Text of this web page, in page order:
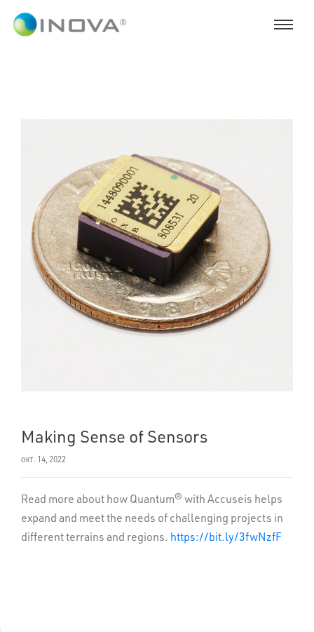
Making Sense of Sensors
окт. 14, 2022
Read more about how Quantum® with Accuseis helps
expand and meet the needs of challenging projects in
different terrains and regions. https://bit.ly/3fwNzfF